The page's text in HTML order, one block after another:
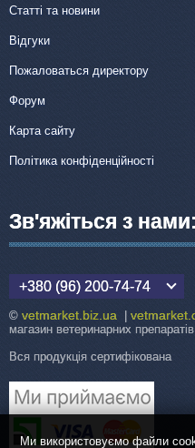
Статті та новини
Відгуки
Пожаловаться директору
Форум
Карта сайту
Політика конфіденційності
Зв'яжіться з нами:
+380 (96) 200-74-74
© vetmarket.biz.ua
магазин ветеринарних
Вся продукція сертифікована
Ми використовуємо файли